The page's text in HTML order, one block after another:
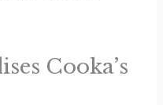
Cooka’s